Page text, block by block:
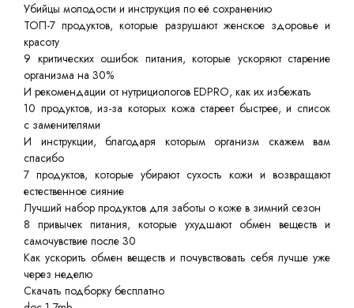
Убийцы молодости и инструкция по её сохранению
ТОП-7 продуктов, которые разрушают женское здоровье и
красоту
9 критических ошибок питания, которые ускоряют старение
организма на 30%
И рекомендации от нутрициологов EDPRO, как их избежать
10 продуктов, из-за которых кожа стареет быстрее, и список
с заменителями
И инструкции, благодаря которым организм скажем вам
спасибо
7 продуктов, которые убирают сухость кожи и возвращают
естественное сияние
Лучший набор продуктов для заботы о коже в зимний сезон
8 привычек питания, которые ухудшают обмен веществ и
самочувствие после 30
Как ускорить обмен веществ и почувствовать себя лучше уже
через неделю
Скачать подборку бесплатно